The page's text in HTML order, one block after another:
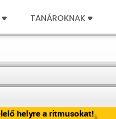
TANÁROKNAK